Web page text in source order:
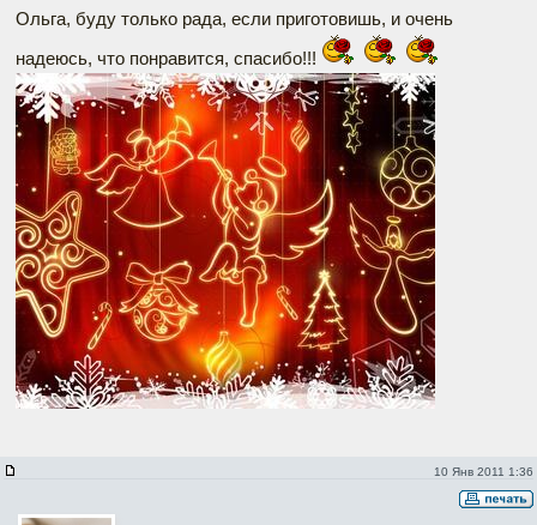
Ольга, буду только рада, если приготовишь, и очень
надеюсь, что понравится, спасибо!!!
10 Янв 2011 1:36